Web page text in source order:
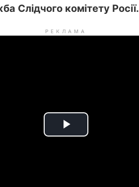
Слідчого комітету Росії.
РЕКЛАМА
P